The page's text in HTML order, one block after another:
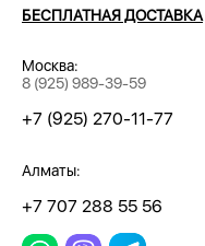
БЕСПЛАТНАЯ ДОСТАВКА
Москва:
8 (925) 989-39-59
+7 (925) 270-11-77
Алматы:
+7 707 288 55 56